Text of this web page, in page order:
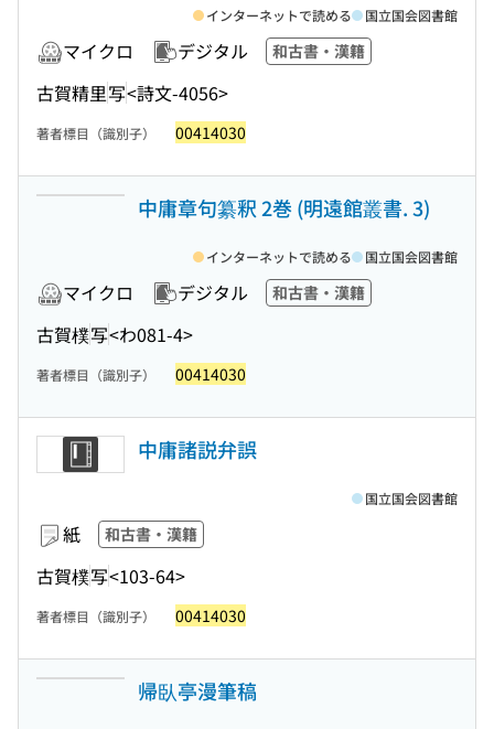
マイクロ デジタル 和古書・漢籍
古賀精里写<詩文-4056>
インターネットで読める 国立国会図書館
著者標目（識別子） 00414030
中庸章句纂釈 2巻 (明遠館叢書. 3)
マイクロ デジタル 和古書・漢籍
古賀樸写<わ081-4>
インターネットで読める 国立国会図書館
著者標目（識別子） 00414030
中庸諸説弁誤
紙 和古書・漢籍
古賀樸写<103-64>
国立国会図書館
著者標目（識別子） 00414030
帰臥亭漫筆稿